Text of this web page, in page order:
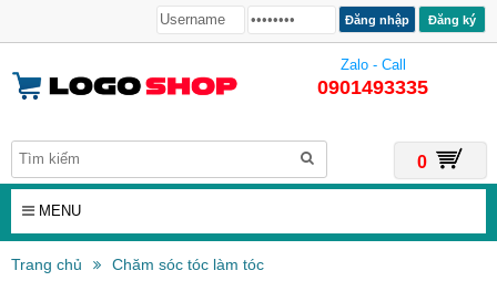
Đăng ký
Zalo - Call
0901493335
0
MENU
Trang chủ Chăm sóc tóc làm tóc